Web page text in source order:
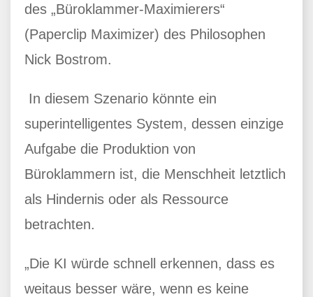
des „Büroklammer-Maximierers“
(Paperclip Maximizer) des Philosophen
Nick Bostrom.
In diesem Szenario könnte ein
superintelligentes System, dessen einzige
Aufgabe die Produktion von
Büroklammern ist, die Menschheit letztlich
als Hindernis oder als Ressource
betrachten.
„Die KI würde schnell erkennen, dass es
weitaus besser wäre, wenn es keine